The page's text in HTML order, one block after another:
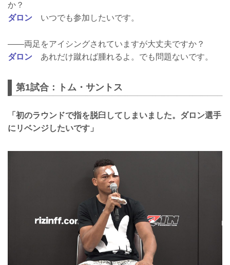
か？
ダロン いつでも参加したいです。
――両足をアイシングされていますが大丈夫ですか？
ダロン あれだけ蹴れば腫れるよ。でも問題ないです。
第1試合：トム・サントス
「初のラウンドで指を脱臼してしまいました。ダロン選手
にリベンジしたいです」